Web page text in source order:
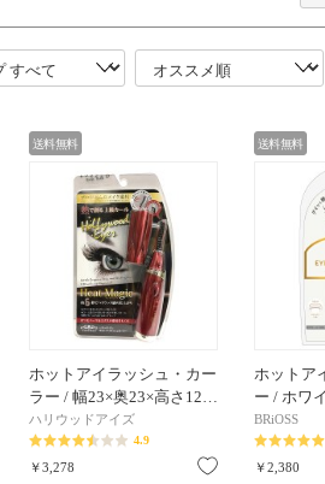
お気に入り
送料無料
ホットアイラッシュ・カー
ラー / 幅23×奥23×高さ12…
ハリウッドアイズ
4.9
￥3,278 お気に入り
送料無料
ホットア
ー / ホワ
BRiOSS
￥2,380